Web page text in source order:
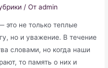
/ От admin
не только теплые
но и уважение. В течение
словами, но когда наши
то память о них и